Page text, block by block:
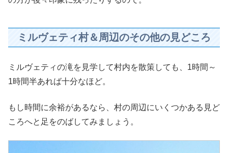
ミルヴェティ村＆周辺のその他の見どころ
ミルヴェティの滝を見学して村内を散策しても、1時間～
1時間半あれば十分なほど。
もし時間に余裕があるなら、村の周辺にいくつかある見ど
ころへと足をのばしてみましょう。